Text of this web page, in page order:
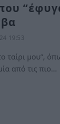
19:53
ταίρι μου”,
από τις πιο…